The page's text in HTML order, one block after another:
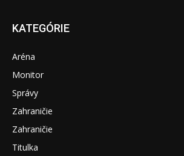
KATEGÓRIE
Aréna
Monitor
Správy
Zahraničie
Zahraničie
Titulka